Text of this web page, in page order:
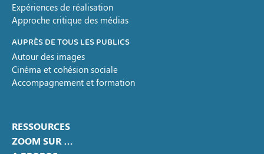
Expériences de réalisation
Approche critique des médias
AUPRÈS DE TOUS LES PUBLICS
Autour des images
Cinéma et cohésion sociale
Accompagnement et formation
RESSOURCES
ZOOM SUR …